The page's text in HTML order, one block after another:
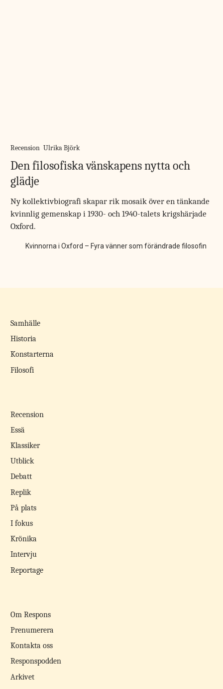
Recension Ulrika Björk
Den filosofiska vänskapens nytta och
glädje
Ny kollektivbiografi skapar rik mosaik över en tänkande
kvinnlig gemenskap i 1930- och 1940-talets krigshärjade
Oxford.
Kvinnorna i Oxford – Fyra vänner som förändrade filosofin
Samhälle
Historia
Konstarterna
Filosofi
Recension
Essä
Klassiker
Utblick
Debatt
Replik
På plats
I fokus
Krönika
Intervju
Reportage
Om Respons
Prenumerera
Kontakta oss
Responspodden
Arkivet